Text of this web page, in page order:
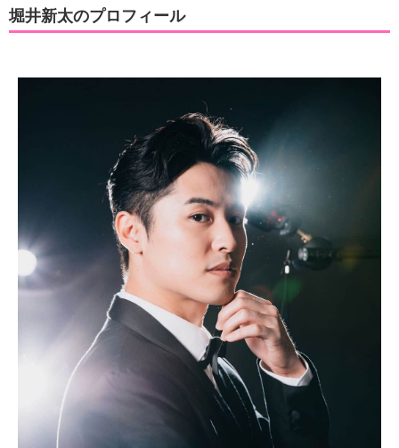
堀井新太のプロフィール